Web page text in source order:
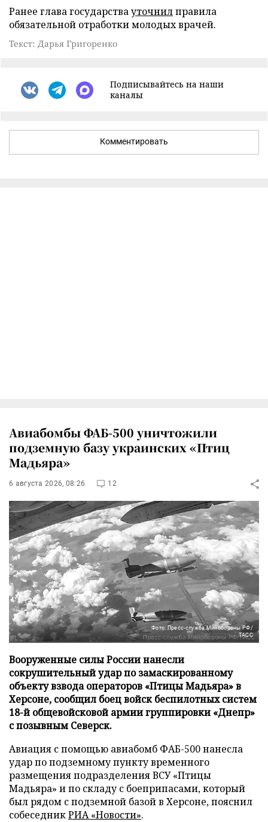
Ранее глава государствауточнилправила
обязательной отработки молодых врачей.
Текст: Дарья Григоренко
Подписывайтесь на наши
каналы
Комментировать
Авиабомбы ФАБ-500 уничтожили
подземную базу украинских «Птиц
Мадьяра»
6 августа 2026, 08:26 12
Фото: Пресс-служба Минобороны РФ/
ТАСС
Вооруженные силы России нанесли
сокрушительный удар по замаскированному
объекту взвода операторов «Птицы Мадьяра» в
Херсоне, сообщил боец войск беспилотных систем
18-й общевойсковой армии группировки «Днепр»
с позывным Северск.
Авиация с помощью авиабомб ФАБ-500 нанесла
удар по подземному пункту временного
размещения подразделения ВСУ «Птицы
Мадьяра» и по складу с боеприпасами, который
был рядом с подземной базой в Херсоне, пояснил
собеседникРИА «Новости».